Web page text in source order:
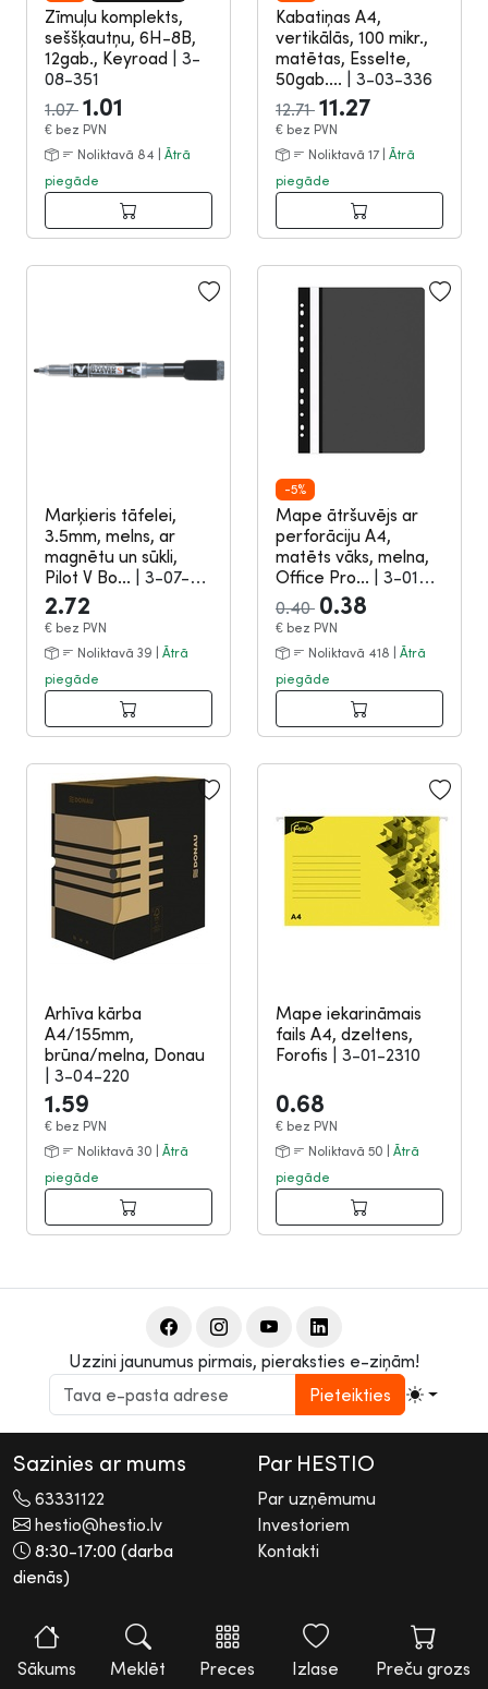
Sākums Meklēt Preces Izlase Preču grozs
Zīmuļu komplekts,
seššķautņu, 6H-8B,
12gab., Keyroad
3-
08-351
1.07 1.01
€ bez PVN
Noliktavā 84 | Ātrā
piegāde
Kabatiņas A4,
vertikālās, 100 mikr.,
matētas, Esselte,
50gab....
3-03-336
12.71 11.27
€ bez PVN
Noliktavā 17 | Ātrā
piegāde
Marķieris tāfelei,
3.5mm, melns, ar
magnētu un sūkli,
Pilot V Bo...
3-07-
2157
2.72
€ bez PVN
Noliktavā 39 | Ātrā
piegāde
-5%
Mape ātršuvējs ar
perforāciju A4,
matēts vāks, melna,
Office Pro...
3-01-
2198
0.40 0.38
€ bez PVN
Noliktavā 418 | Ātrā
piegāde
Arhīva kārba
A4/155mm,
brūna/melna, Donau
3-04-220
1.59
€ bez PVN
Noliktavā 30 | Ātrā
piegāde
Mape iekarināmais
fails A4, dzeltens,
Forofis
3-01-2310
0.68
€ bez PVN
Noliktavā 50 | Ātrā
piegāde
Uzzini jaunumus pirmais, pieraksties e-ziņām!
Pieteikties
Sazinies ar mums
63331122
hestio@hestio.lv
8:30-17:00 (darba
dienās)
Par HESTIO
Par uzņēmumu
Investoriem
Kontakti
2026 © Hestio AS
Visas tiesības rezervētas. Informācijas pārpublicēšana bez
rakstiskas atļaujas aizliegta.